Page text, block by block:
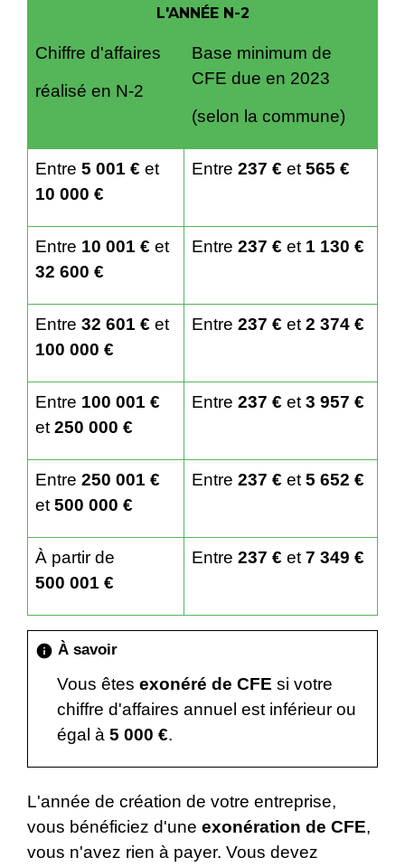
L'ANNÉE N-2
Chiffre d'affaires
réalisé en N-2
Base minimum de
CFE due en 2023
(selon la commune)
Entre 5 001 € et
10 000 €
Entre 237 € et 565 €
Entre 10 001 € et
32 600 €
Entre 237 € et 1 130 €
Entre 32 601 € et
100 000 €
Entre 237 € et 2 374 €
Entre 100 001 €
et 250 000 €
Entre 237 € et 3 957 €
Entre 250 001 €
et 500 000 €
Entre 237 € et 5 652 €
À partir de
500 001 €
Entre 237 € et 7 349 €
info À savoir
Vous êtes exonéré de CFE si votre
chiffre d'affaires annuel est inférieur ou
égal à 5 000 €.
L'année de création de votre entreprise,
vous bénéficiez d'une exonération de CFE,
vous n'avez rien à payer. Vous devez